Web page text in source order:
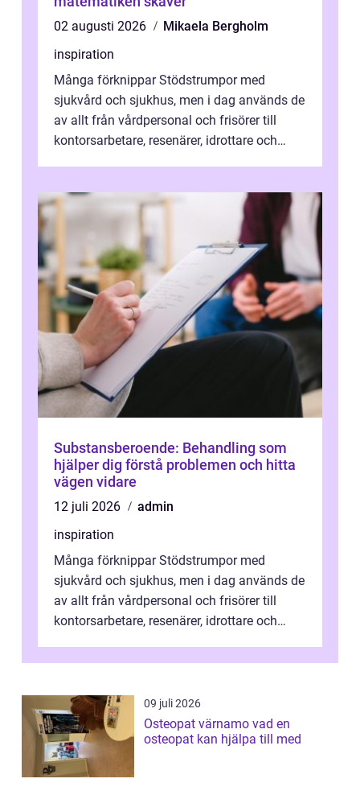
02 augusti 2026
Mikaela Bergholm
inspiration
Många förknippar Stödstrumpor med
sjukvård och sjukhus, men i dag används de
av allt från vårdpersonal och frisörer till
kontorsarbetare, resenärer, idrottare och
Substansberoende: Behandling som
hjälper dig förstå problemen och hitta
vägen vidare
12 juli 2026
admin
inspiration
Många förknippar Stödstrumpor med
sjukvård och sjukhus, men i dag används de
av allt från vårdpersonal och frisörer till
kontorsarbetare, resenärer, idrottare och
09 juli 2026
Osteopat värnamo vad en
osteopat kan hjälpa till med